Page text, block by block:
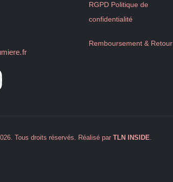
RGPD Politique de
confidentialité
Remboursement & Retour
Tous droits réservés. Réalisé par TLN INSIDE.